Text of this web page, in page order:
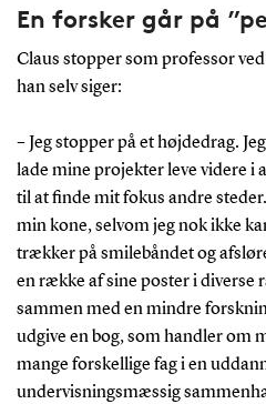
En forsker går på
Claus stopper som professor
han selv siger:
– Jeg stopper på et højdedrag.
lade mine projekter leve videre i
til at finde mit fokus andre
min kone, selvom jeg nok ikke
trækker på smilebåndet og
en række af sine poster i diverse
sammen med en mindre
udgive en bog, som handler om
mange forskellige fag i en
undervisningsmæssig